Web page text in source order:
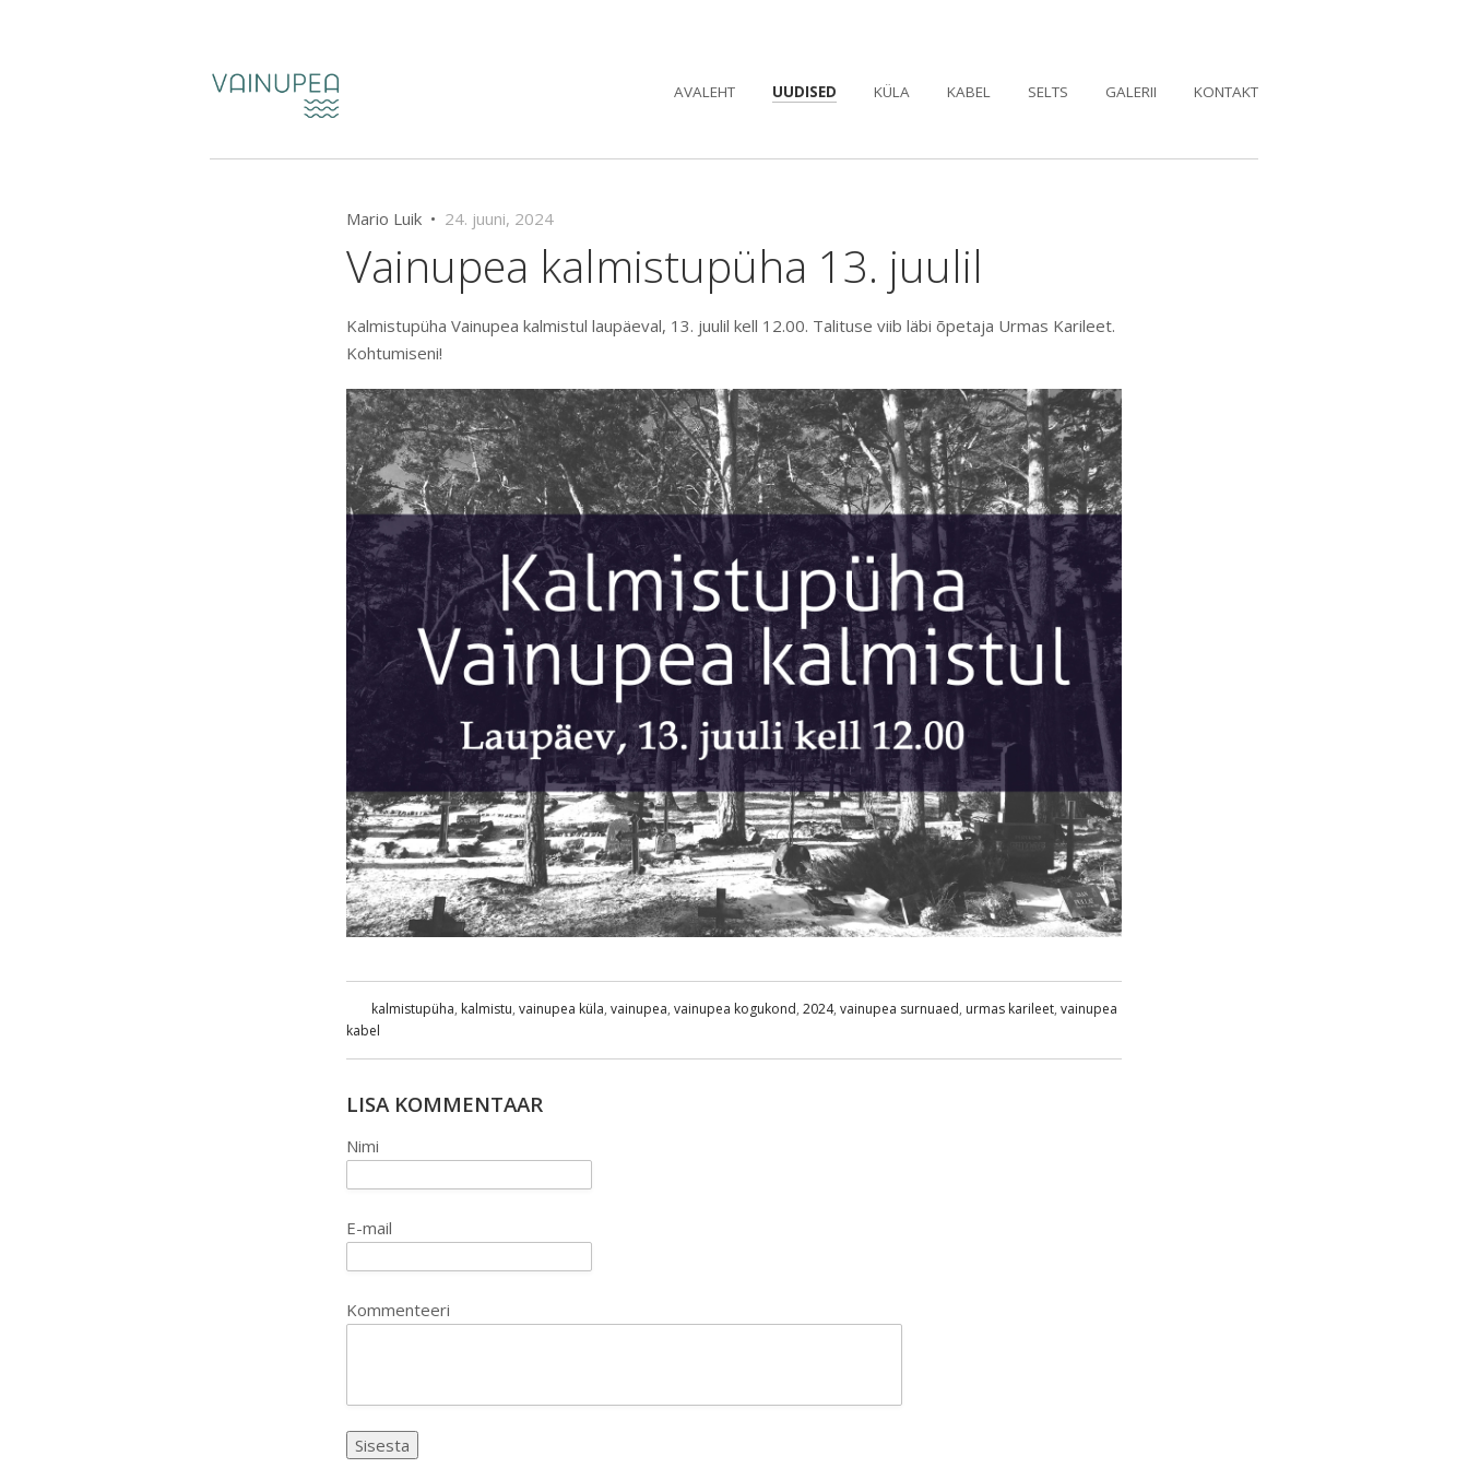
AVALEHT UUDISED KÜLA KABEL SELTS GALERII KONTAKT
Mario Luik • 24. juuni, 2024
Vainupea kalmistupüha 13. juulil
Kalmistupüha Vainupea kalmistul laupäeval, 13. juulil kell 12.00. Talituse viib läbi õpetaja Urmas Karileet.
Kohtumiseni!
kalmistupüha, kalmistu, vainupea küla, vainupea, vainupea kogukond, 2024, vainupea surnuaed, urmas karileet, vainupea
kabel
LISA KOMMENTAAR
Nimi
E-mail
Kommenteeri